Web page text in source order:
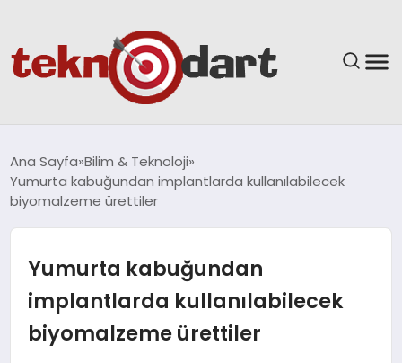
YAŞAM
GÜNDEM
Ana Sayfa Bilim & Teknoloji
Yumurta kabuğundan implantlarda kullanılabilecek
biyomalzeme ürettiler
Yumurta kabuğundan
implantlarda kullanılabilecek
biyomalzeme ürettiler